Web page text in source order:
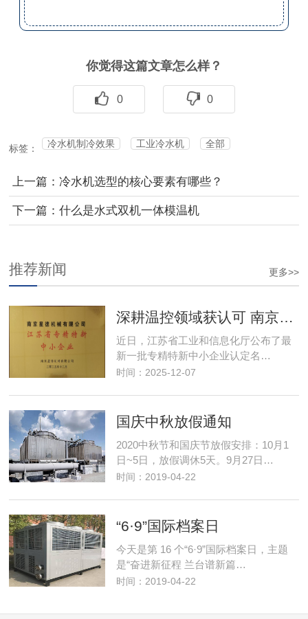
你觉得这篇文章怎么样？
0 0
标签： 冷水机制冷效果 工业冷水机 全部
上一篇：冷水机选型的核心要素有哪些？
下一篇：什么是水式双机一体模温机
更多>>
推荐新闻
深耕温控领域获认可 南京星德跻身"专精特新"阵营
近日，江苏省工业和信息化厅公布了最
新一批专精特新中小企业认定名…
时间：2025-12-07
国庆中秋放假通知
2020中秋节和国庆节放假安排：10月1
日~5日，放假调休5天。9月27日…
时间：2019-04-22
“6·9”国际档案日
今天是第 16 个“6·9”国际档案日，主题
是“奋进新征程 兰台谱新篇…
时间：2019-04-22